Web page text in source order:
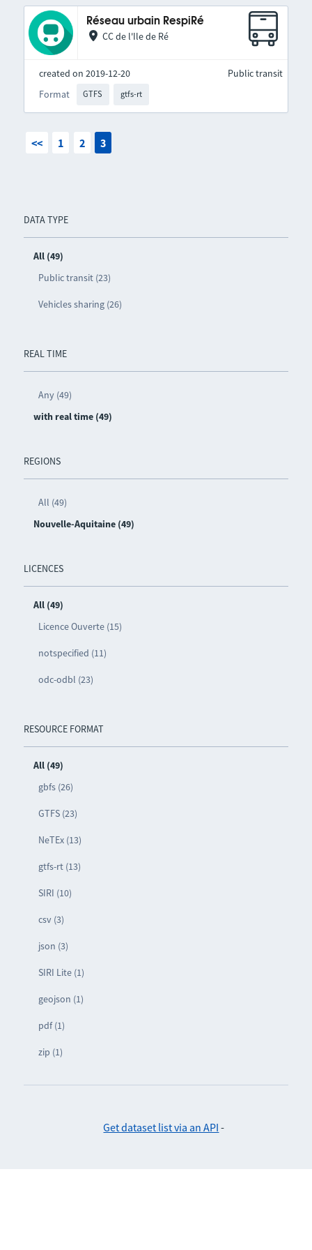
DATA TYPE
All (49)
Public transit (23)
Vehicles sharing (26)
REAL TIME
Any (49)
with real time (49)
REGIONS
All (49)
Nouvelle-Aquitaine (49)
LICENCES
All (49)
Licence Ouverte (15)
notspecified (11)
odc-odbl (23)
RESOURCE FORMAT
All (49)
gbfs (26)
GTFS (23)
NeTEx (13)
gtfs-rt (13)
SIRI (10)
csv (3)
json (3)
SIRI Lite (1)
geojson (1)
pdf (1)
zip (1)
Réseau urbain RespiRé
CC de l'Ile de Ré
created on 2019-12-20
Format
GTFS gtfs-rt
Public transit
<< 1 2 3
Get dataset list via an API -